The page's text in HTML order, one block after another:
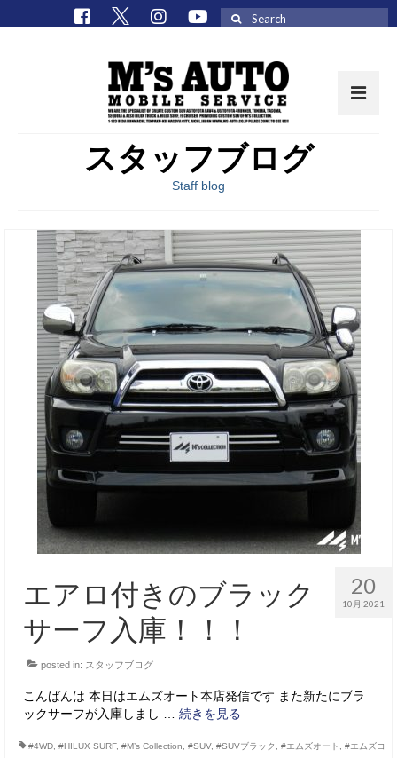
取扱車種一覧
在庫車一覧
M’sCollectionパーツ一覧
エムズオート
M’sCollection
エムズオートとは
サービス・保証
買取のご案内
店舗情報
店舗情報
トップメッセージ
スタッフ紹介
ブログ
イベント
ニュース
スタッフブログ
Staff blog
20
10月 2021
エアロ付きのブラック
サーフ入庫！！！
posted in: スタッフブログ
こんばんは 本日はエムズオート本店発信です また新たにブラ
ックサーフが入庫しまし … 続きを見る
#4WD #HILUX SURF, #M’s Collection #SUV, #SUVブラック #エムズオート
#エムズコ